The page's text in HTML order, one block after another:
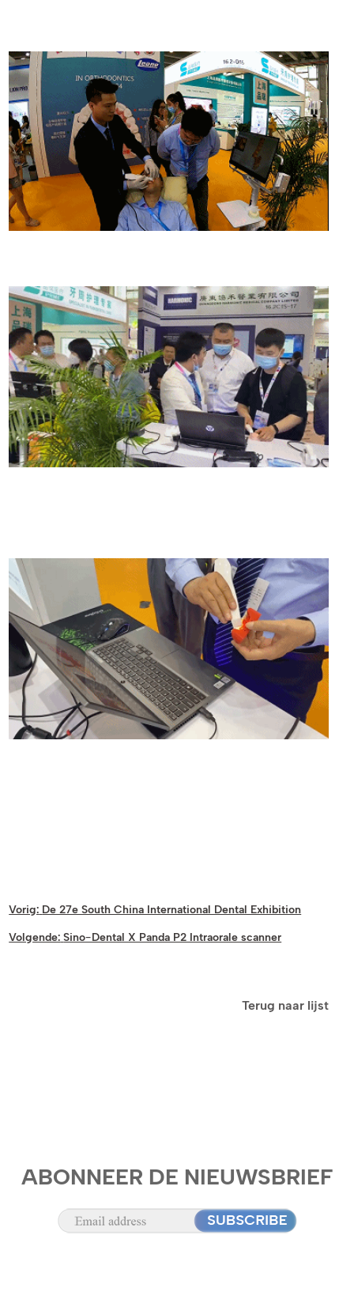
Vorig: De 27e South China International Dental Exhibition
Volgende: Sino-Dental X Panda P2 Intraorale scanner
Terug naar lijst
ABONNEER DE NIEUWSBRIEF